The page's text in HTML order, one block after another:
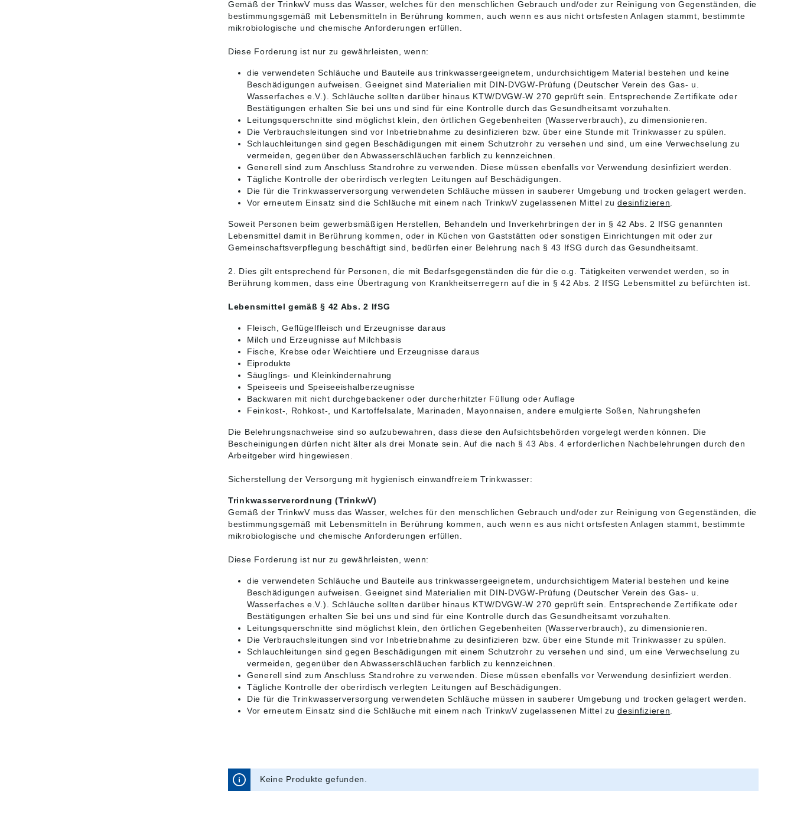
Gemäß der TrinkwV muss das Wasser, welches für den menschlichen Gebrauch und/oder zur Reinigung von Gegenständen, die
bestimmungsgemäß mit Lebensmitteln in Berührung kommen, auch wenn es aus nicht ortsfesten Anlagen stammt, bestimmte
mikrobiologische und chemische Anforderungen erfüllen.
Diese Forderung ist nur zu gewährleisten, wenn:
die verwendeten Schläuche und Bauteile aus trinkwassergeeignetem, undurchsichtigem Material bestehen und keine
Beschädigungen aufweisen. Geeignet sind Materialien mit DIN-DVGW-Prüfung (Deutscher Verein des Gas- u.
Wasserfaches e.V.). Schläuche sollten darüber hinaus KTW/DVGW-W 270 geprüft sein. Entsprechende Zertifikate oder
Bestätigungen erhalten Sie bei uns und sind für eine Kontrolle durch das Gesundheitsamt vorzuhalten.
Leitungsquerschnitte sind möglichst klein, den örtlichen Gegebenheiten (Wasserverbrauch), zu dimensionieren.
Die Verbrauchsleitungen sind vor Inbetriebnahme zu desinfizieren bzw. über eine Stunde mit Trinkwasser zu spülen.
Schlauchleitungen sind gegen Beschädigungen mit einem Schutzrohr zu versehen und sind, um eine Verwechselung zu
vermeiden, gegenüber den Abwasserschläuchen farblich zu kennzeichnen.
Generell sind zum Anschluss Standrohre zu verwenden. Diese müssen ebenfalls vor Verwendung desinfiziert werden.
Tägliche Kontrolle der oberirdisch verlegten Leitungen auf Beschädigungen.
Die für die Trinkwasserversorgung verwendeten Schläuche müssen in sauberer Umgebung und trocken gelagert werden.
Vor erneutem Einsatz sind die Schläuche mit einem nach TrinkwV zugelassenen Mittel zudesinfizieren.
Soweit Personen beim gewerbsmäßigen Herstellen, Behandeln und Inverkehrbringen der in § 42 Abs. 2 IfSG genannten
Lebensmittel damit in Berührung kommen, oder in Küchen von Gaststätten oder sonstigen Einrichtungen mit oder zur
Gemeinschaftsverpflegung beschäftigt sind, bedürfen einer Belehrung nach § 43 IfSG durch das Gesundheitsamt.
2. Dies gilt entsprechend für Personen, die mit Bedarfsgegenständen die für die o.g. Tätigkeiten verwendet werden, so in
Berührung kommen, dass eine Übertragung von Krankheitserregern auf die in § 42 Abs. 2 IfSG Lebensmittel zu befürchten ist.
Lebensmittel gemäß § 42 Abs. 2 IfSG
Fleisch, Geflügelfleisch und Erzeugnisse daraus
Milch und Erzeugnisse auf Milchbasis
Fische, Krebse oder Weichtiere und Erzeugnisse daraus
Eiprodukte
Säuglings- und Kleinkindernahrung
Speiseeis und Speiseeishalberzeugnisse
Backwaren mit nicht durchgebackener oder durcherhitzter Füllung oder Auflage
Feinkost-, Rohkost-, und Kartoffelsalate, Marinaden, Mayonnaisen, andere emulgierte Soßen, Nahrungshefen
Die Belehrungsnachweise sind so aufzubewahren, dass diese den Aufsichtsbehörden vorgelegt werden können. Die
Bescheinigungen dürfen nicht älter als drei Monate sein. Auf die nach § 43 Abs. 4 erforderlichen Nachbelehrungen durch den
Arbeitgeber wird hingewiesen.
Sicherstellung der Versorgung mit hygienisch einwandfreiem Trinkwasser:
Trinkwasserverordnung (TrinkwV)
Gemäß der TrinkwV muss das Wasser, welches für den menschlichen Gebrauch und/oder zur Reinigung von Gegenständen, die
bestimmungsgemäß mit Lebensmitteln in Berührung kommen, auch wenn es aus nicht ortsfesten Anlagen stammt, bestimmte
mikrobiologische und chemische Anforderungen erfüllen.
Diese Forderung ist nur zu gewährleisten, wenn:
die verwendeten Schläuche und Bauteile aus trinkwassergeeignetem, undurchsichtigem Material bestehen und keine
Beschädigungen aufweisen. Geeignet sind Materialien mit DIN-DVGW-Prüfung (Deutscher Verein des Gas- u.
Wasserfaches e.V.). Schläuche sollten darüber hinaus KTW/DVGW-W 270 geprüft sein. Entsprechende Zertifikate oder
Bestätigungen erhalten Sie bei uns und sind für eine Kontrolle durch das Gesundheitsamt vorzuhalten.
Leitungsquerschnitte sind möglichst klein, den örtlichen Gegebenheiten (Wasserverbrauch), zu dimensionieren.
Die Verbrauchsleitungen sind vor Inbetriebnahme zu desinfizieren bzw. über eine Stunde mit Trinkwasser zu spülen.
Schlauchleitungen sind gegen Beschädigungen mit einem Schutzrohr zu versehen und sind, um eine Verwechselung zu
vermeiden, gegenüber den Abwasserschläuchen farblich zu kennzeichnen.
Generell sind zum Anschluss Standrohre zu verwenden. Diese müssen ebenfalls vor Verwendung desinfiziert werden.
Tägliche Kontrolle der oberirdisch verlegten Leitungen auf Beschädigungen.
Die für die Trinkwasserversorgung verwendeten Schläuche müssen in sauberer Umgebung und trocken gelagert werden.
Vor erneutem Einsatz sind die Schläuche mit einem nach TrinkwV zugelassenen Mittel zudesinfizieren.
Keine Produkte gefunden.